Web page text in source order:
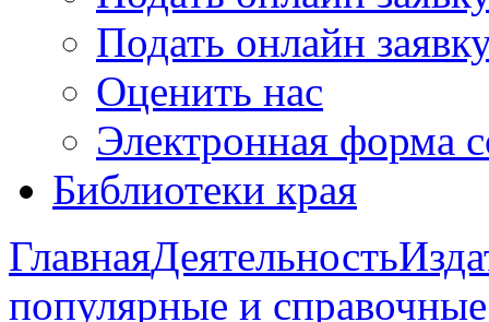
Подать онлайн
Оценить нас
Электронная форма
Библиотеки края
ГлавнаяДеятельность
популярные и